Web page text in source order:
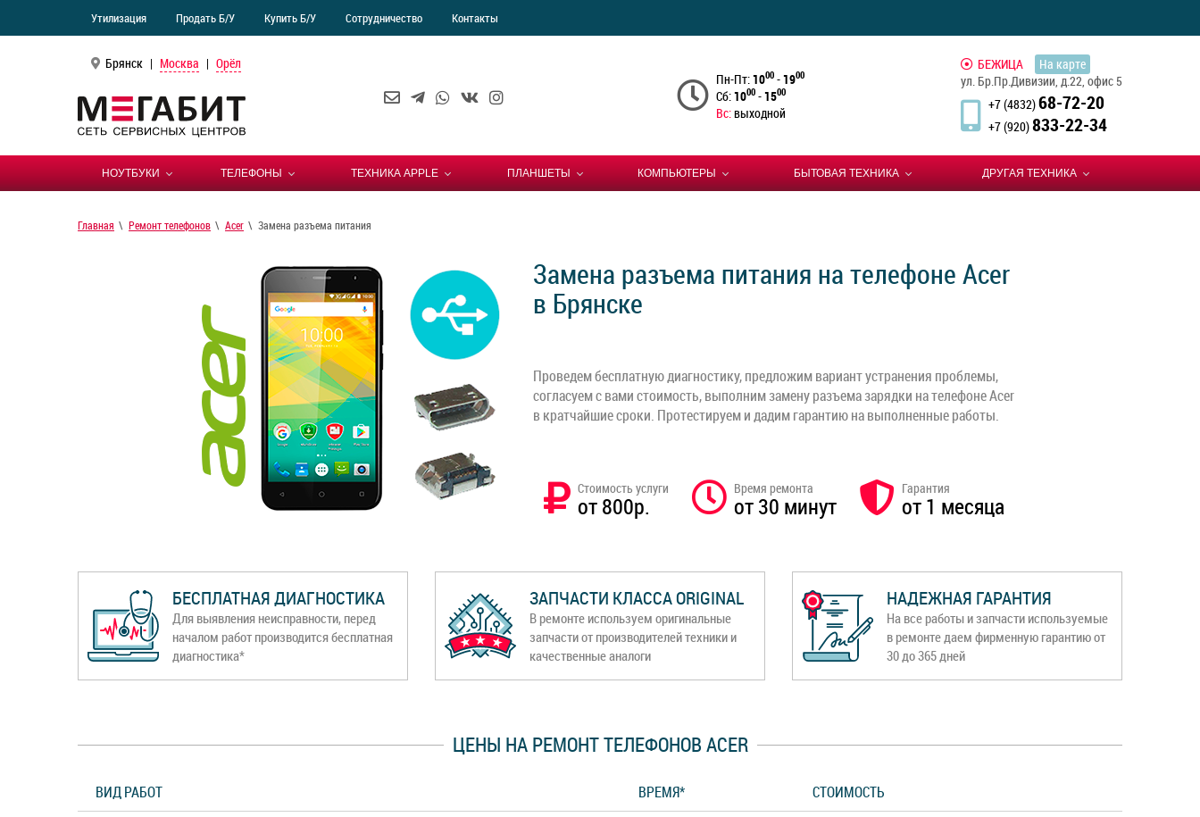
Утилизация Продать Б/У Купить Б/У Сотрудничество Контакты
Брянск | Москва | Орёл
Пн-Пт:1000-1900
Сб:1000-1500
Вс:выходной
БЕЖИЦА
На карте
ул. Бр.Пр.Дивизии, д.22, офис 5
+7 (4832)68-72-20
+7 (920)833-22-34
НОУТБУКИ ТЕЛЕФОНЫ ТЕХНИКА APPLE ПЛАНШЕТЫ КОМПЬЮТЕРЫ БЫТОВАЯ ТЕХНИКА ДРУГАЯ ТЕХНИКА
Главная Ремонт телефонов Acer Замена разъема питания
Замена разъема питания на телефоне Acer
в Брянске
Проведем бесплатную диагностику, предложим вариант устранения проблемы,
согласуем с вами стоимость, выполним замену разъема зарядки на телефоне Acer
в кратчайшие сроки. Протестируем и дадим гарантию на выполненные работы.
Стоимость услуги
от 800р.
Время ремонта
от 30 минут
Гарантия
от 1 месяца
БЕСПЛАТНАЯ ДИАГНОСТИКА
Для выявления неисправности, перед
началом работ производится бесплатная
диагностика*
ЗАПЧАСТИ КЛАССА ORIGINAL
В ремонте используем оригинальные
запчасти от производителей техники и
качественные аналоги
НАДЕЖНАЯ ГАРАНТИЯ
На все работы и запчасти используемые
в ремонте даем фирменную гарантию от
30 до 365 дней
ЦЕНЫ НА РЕМОНТ ТЕЛЕФОНОВ ACER
ВИД РАБОТ ВРЕМЯ*
СТОИМОСТЬ